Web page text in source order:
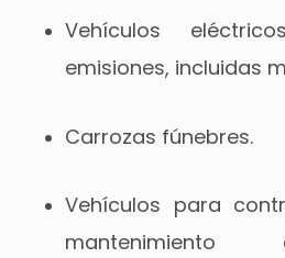
Vehículos
emisiones, incluidas
Carrozas fúnebres.
Vehículos para